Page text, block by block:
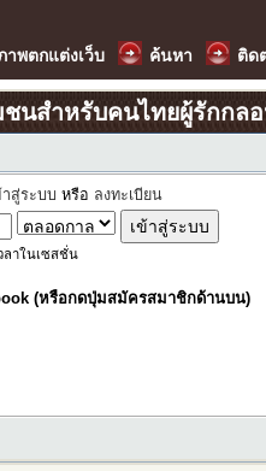
าพตกแต่งเว็บ ค้นหา ติด
นสำหรับคนไทยผู้รักกล
าสู่ระบบ หรือ ลงทะเบียน
ลาในเซสชั่น
(หรือกดปุ่มสมัครสมาชิกด้านบน)